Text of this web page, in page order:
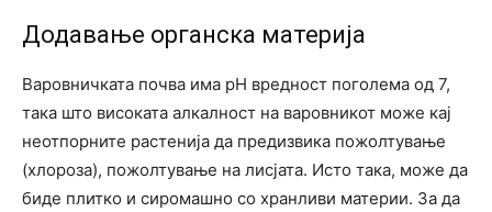
Додавање органска материја
Варовничката почва има pH вредност поголема од 7,
така што високата алкалност на варовникот може кај
неотпорните растенија да предизвика пожолтување
(хлороза), пожолтување на лисјата. Исто така, може да
биде плитко и сиромашно со хранливи материи. За да